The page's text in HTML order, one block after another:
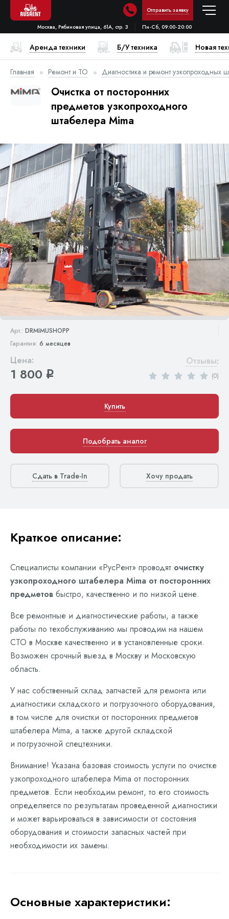
Отправить заявку
Москва, Рябиновая улица, 61А, стр. 3 Пн-Сб, 09:00-20:00
Аренда техники Б/У техника Новая
Главная Ремонт и ТО Диагностика и ремонт узкопроходных
Очистка от посторонних
предметов узкопроходного
штабелера Mima
Арт.: DRMIMUSHOPP
Гарантия: 6 месяцев
Цена:
1 800 q
Отзывы:
(0)
Купить
Подобрать аналог
Сдать в Trade-In Хочу продать
Краткое описание:
Специалисты компании «РусРент» проводят очистку
узкопроходного штабелера Mima от посторонних
предметов быстро, качественно и по низкой цене.
Все ремонтные и диагностические работы, а также
работы по техобслуживанию мы проводим на нашем
СТО в Москве качественно и в установленные сроки.
Возможен срочный выезд в Москву и Московскую
область.
У нас собственный склад запчастей для ремонта или
диагностики складского и погрузочного оборудования,
в том числе для очистки от посторонних предметов
штабелера Mima, а также другой складской
и погрузочной спецтехники.
Внимание! Указана базовая стоимость услуги по очистке
узкопроходного штабелера Mima от посторонних
предметов. Если необходим ремонт, то его стоимость
определяется по результатам проведенной диагностики
и может варьироваться в зависимости от состояния
оборудования и стоимости запасных частей при
необходимости их замены.
Основные характеристики: